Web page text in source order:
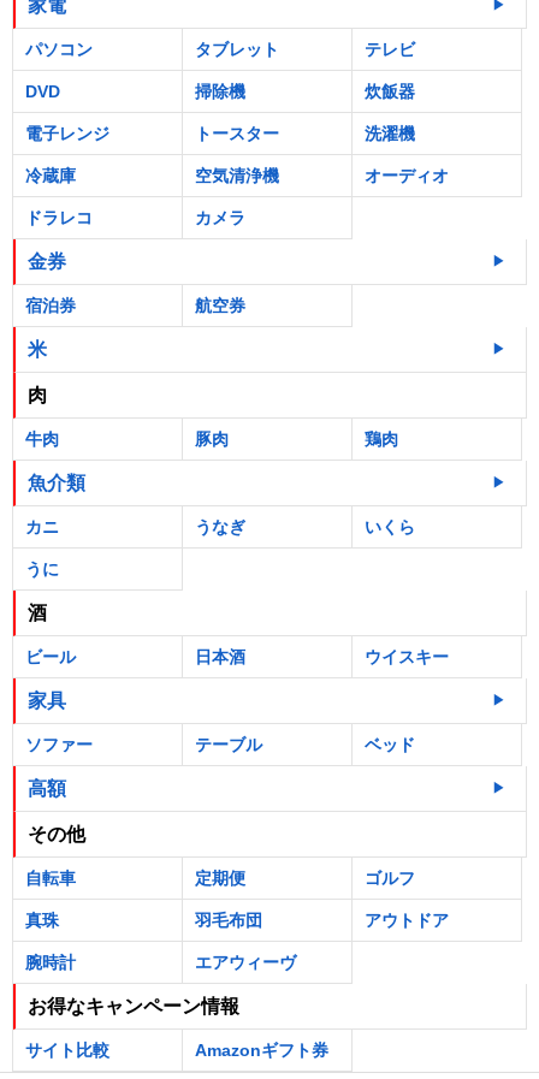
家電
パソコン タブレット テレビ
DVD 掃除機 炊飯器
電子レンジ トースター 洗濯機
冷蔵庫 空気清浄機 オーディオ
ドラレコ カメラ
金券
宿泊券 航空券
米
肉
牛肉 豚肉 鶏肉
魚介類
カニ うなぎ いくら
うに
酒
ビール 日本酒 ウイスキー
家具
ソファー テーブル ベッド
高額
その他
自転車 定期便 ゴルフ
真珠 羽毛布団 アウトドア
腕時計 エアウィーヴ
お得なキャンペーン情報
サイト比較 Amazonギフト券